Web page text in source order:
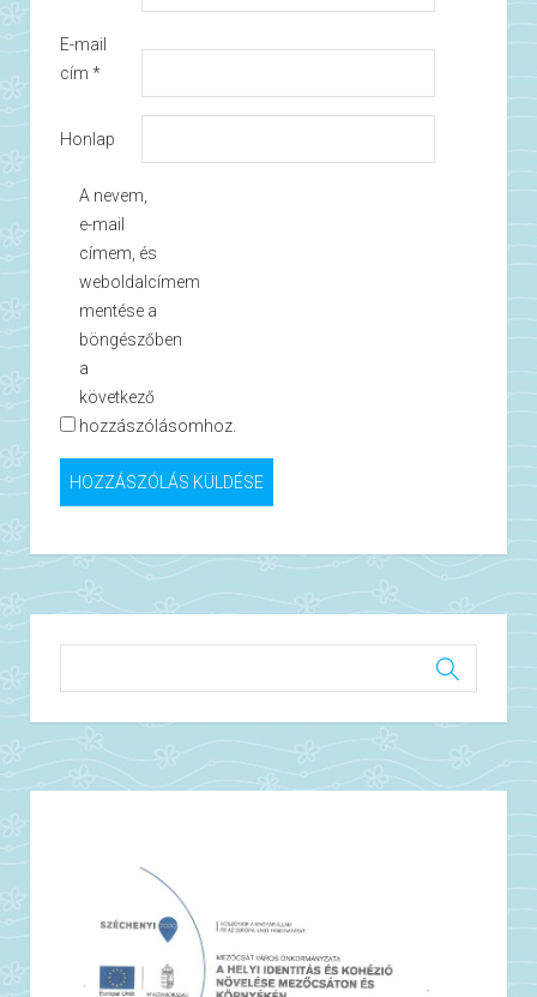
E-mail
cím *
Honlap
A nevem,
e-mail
címem, és
weboldalcímem
mentése a
böngészőben
a
következő
hozzászólásomhoz.